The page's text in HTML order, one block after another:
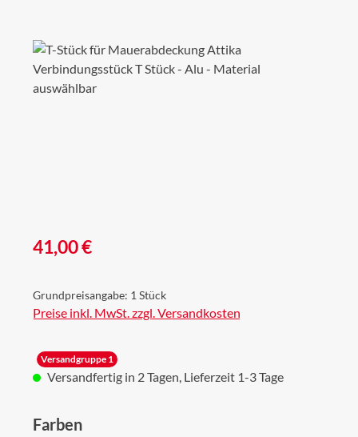
Bildergalerie überspringen
Regulärer Preis:
41,00 €
Grundpreisangabe: 1 Stück
Preise inkl. MwSt. zzgl. Versandkosten
Versandgruppe 1
Versandfertig in 2 Tagen, Lieferzeit 1-3 Tage
Farbenauswählen